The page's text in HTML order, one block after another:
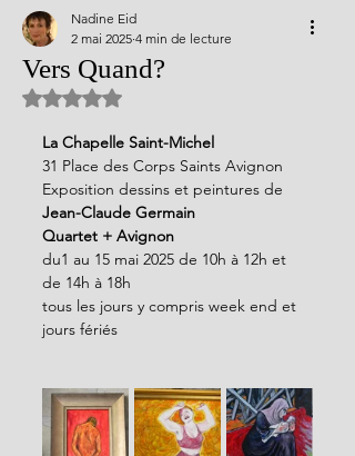
Vers Quand?
Nadine Eid
2 mai 2025 4 min de lecture
Noté NaN étoiles sur 5.
La Chapelle Saint-Michel
31 Place des Corps Saints Avignon
Exposition dessins et peintures de
Jean-Claude Germain
Quartet + Avignon
du1 au 15 mai 2025 de 10h à 12h et
de 14h à 18h
tous les jours y compris week end et
jours fériés